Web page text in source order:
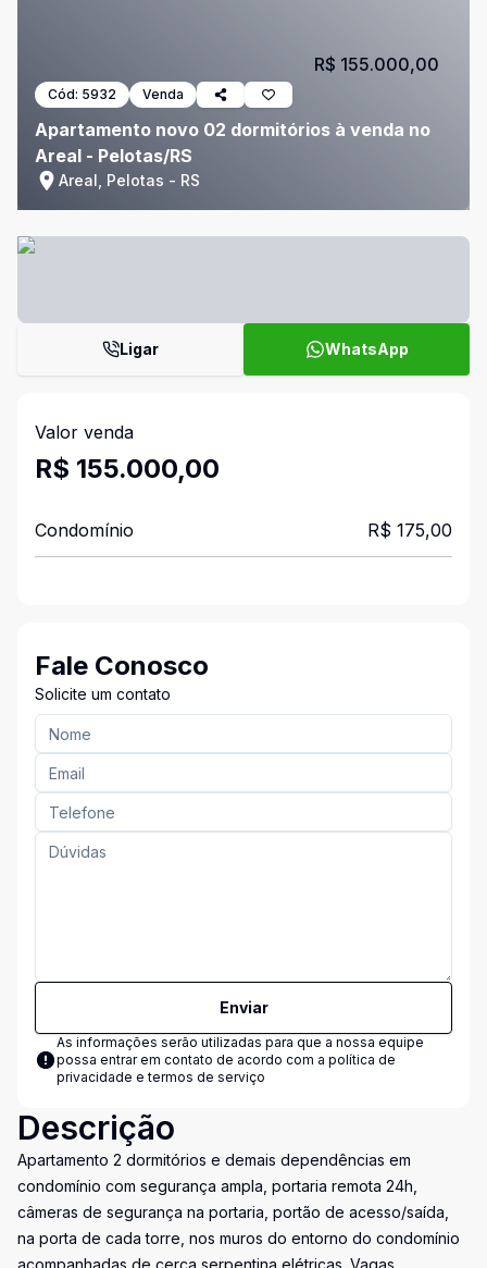
Cód: 5932 Venda
Apartamento novo 02 dormitórios à venda no
Areal - Pelotas/RS
Areal, Pelotas - RS
R$ 155.000,00
Ligar WhatsApp
Valor venda
R$ 155.000,00
Condomínio R$ 175,00
Fale Conosco
Solicite um contato
Enviar
As informações serão utilizadas para que a nossa equipe
possa entrar em contato de acordo com a política de
privacidade e termos de serviço
Descrição
Apartamento 2 dormitórios e demais dependências em
condomínio com segurança ampla, portaria remota 24h,
câmeras de segurança na portaria, portão de acesso/saída,
na porta de cada torre, nos muros do entorno do condomínio
acompanhadas de cerca serpentina elétricas. Vagas